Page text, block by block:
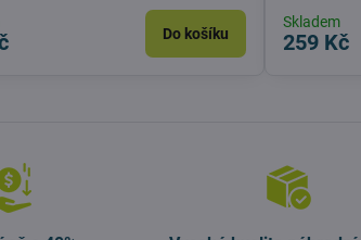
Do košíku
Skladem
259 Kč